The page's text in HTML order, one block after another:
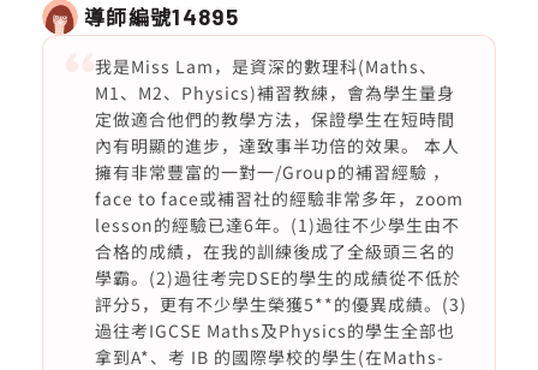
導師編號14895
我是Miss Lam，是資深的數理科(Maths、
M1、M2、Physics)補習教練，會為學生量身
定做適合他們的教學方法，保證學生在短時間
內有明顯的進步，達致事半功倍的效果。 本人
擁有非常豐富的一對一/Group的補習經驗 ，
face to face或補習社的經驗非常多年，zoom
lesson的經驗已達6年。(1)過往不少學生由不
合格的成績，在我的訓練後成了全級頭三名的
學霸。(2)過往考完DSE的學生的成績從不低於
評分5，更有不少學生榮獲5**的優異成績。(3)
過往考IGCSE Maths及Physics的學生全部也
拿到A*、考 IB 的國際學校的學生(在Maths-